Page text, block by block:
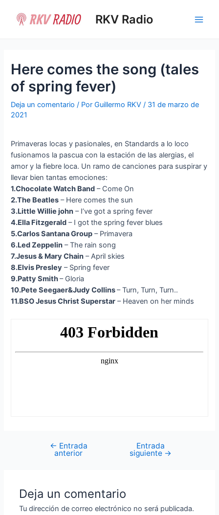
contenido
RKV Radio
Here comes the song (tales
of spring fever)
Deja un comentario / PorGuillermo RKV/ 31 de marzo de
2021
Primaveras locas y pasionales, en Standards a lo loco
fusionamos la pascua con la estación de las alergias, el
amor y la fiebre loca. Un ramo de canciones para suspirar y
llevar bien tantas emociones:
1.Chocolate Watch Band – Come On
2.The Beatles – Here comes the sun
3.Little Willie john – I’ve got a spring fever
4.Ella Fitzgerald – I got the spring fever blues
5.Carlos Santana Group – Primavera
6.Led Zeppelin – The rain song
7.Jesus & Mary Chain – April skies
8.Elvis Presley – Spring fever
9.Patty Smith– Gloria
10.Pete Seegaer&Judy Collins– Turn, Turn, Turn..
11.BSO Jesus Christ Superstar – Heaven on her minds
Navegación
← Entrada
anterior
Entrada
siguiente →
Deja un comentario
Tu dirección de correo electrónico no será publicada.